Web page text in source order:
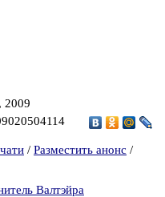
, 2009
/ Разместить анонс /
Валтэйра